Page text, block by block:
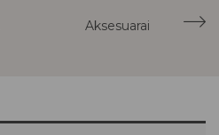
Aksesuarai